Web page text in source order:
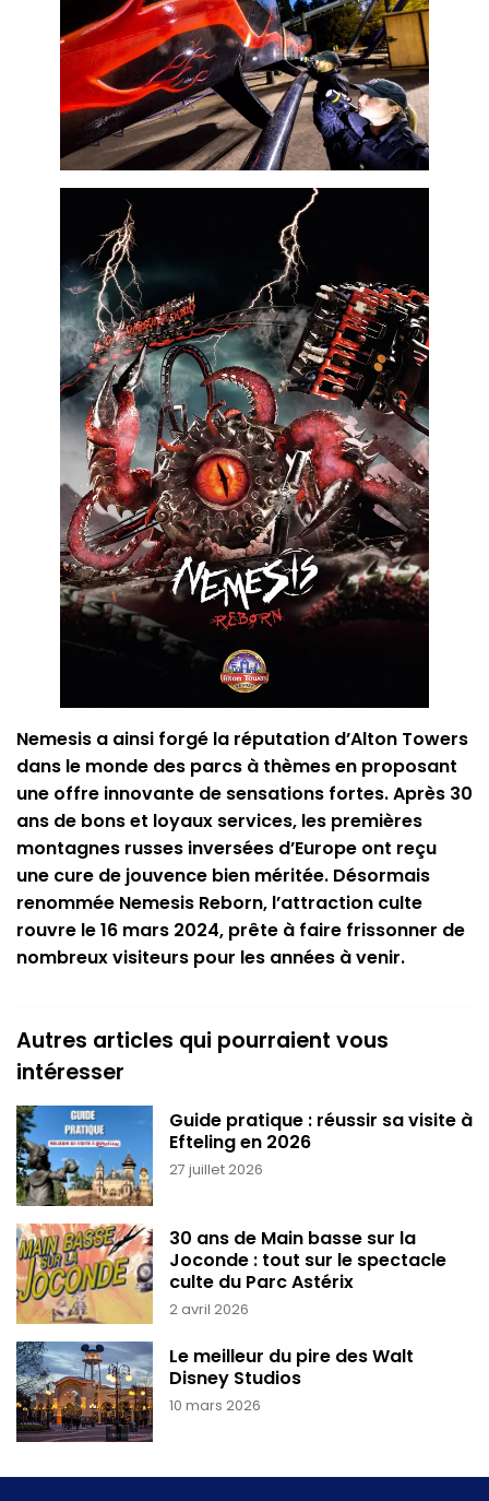
Nemesis a ainsi forgé la réputation d’Alton Towers
dans le monde des parcs à thèmes en proposant
une offre innovante de sensations fortes. Après 30
ans de bons et loyaux services, les premières
montagnes russes inversées d’Europe ont reçu
une cure de jouvence bien méritée. Désormais
renommée Nemesis Reborn, l’attraction culte
rouvre le 16 mars 2024, prête à faire frissonner de
nombreux visiteurs pour les années à venir.
Autres articles qui pourraient vous
intéresser
27 juillet 2026
Guide pratique : réussir sa visite à
Efteling en 2026
2 avril 2026
30 ans de Main basse sur la
Joconde : tout sur le spectacle
culte du Parc Astérix
10 mars 2026
Le meilleur du pire des Walt
Disney Studios